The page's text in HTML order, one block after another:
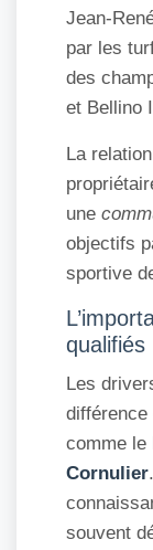
Jean-
par les
des
et Bellino
La
une
objectifs
sportive
qualifiés
Les
différence
comme le
Cornulier
souvent